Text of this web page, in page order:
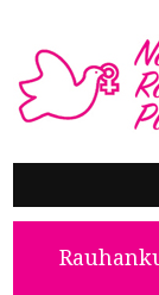
NAISET